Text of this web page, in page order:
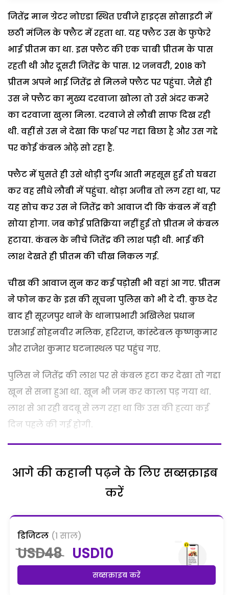
जितेंद्र मान ग्रेटर नोएडा स्थित एवीजे हाइट्स सोसाइटी में
छठी मंजिल के फ्लैट में रहता था. यह फ्लैट उस के फुफेरे
भाई प्रीतम का था. इस फ्लैट की एक चाबी प्रीतम के पास
रहती थी और दूसरी जितेंद्र के पास. 12 जनवरी, 2018 को
प्रीतम अपने भाई जितेंद्र से मिलने फ्लैट पर पहुंचा. जैसे ही
उस ने फ्लैट का मुख्य दरवाजा खोला तो उसे अंदर कमरे
का दरवाजा खुला मिला. दरवाजे से लौबी साफ दिख रही
थी. वहीं से उस ने देखा कि फर्श पर गद्दा बिछा है और उस गद्दे
पर कोई कंबल ओढ़े सो रहा है.
फ्लैट में घुसते ही उसे थोड़ी दुर्गंध आती महसूस हुई तो घबरा
कर वह सीधे लौबी में पहुंचा. थोड़ा अजीब तो लग रहा था, पर
यह सोच कर उस ने जितेंद्र को आवाज दी कि कंबल में वही
सोया होगा. जब कोई प्रतिक्रिया नहीं हुई तो प्रीतम ने कंबल
हटाया. कंबल के नीचे जितेंद्र की लाश पड़ी थी. भाई की
लाश देखते ही प्रीतम की चीख निकल गई.
चीख की आवाज सुन कर कई पड़ोसी भी वहां आ गए. प्रीतम
ने फोन कर के इस की सूचना पुलिस को भी दे दी. कुछ देर
बाद ही सूरजपुर थाने के थानाप्रभारी अखिलेश प्रधान
एसआई सोहनवीर मलिक, हरिराज, कांस्टेबल कृष्णकुमार
और राजेश कुमार घटनास्थल पर पहुंच गए.
पुलिस ने जितेंद्र की लाश पर से कंबल हटा कर देखा तो गद्दा
खून से सना हुआ था. खून भी जम कर काला पड़ गया था.
लाश से आ रही बदबू से लग रहा था कि उस की हत्या कई
दिन पहले की गई होगी.
आगे की कहानी पढ़ने के लिए सब्सक्राइब
करें
डिजिटल (1 साल)
USD48 USD10
सब्सक्राइब करें